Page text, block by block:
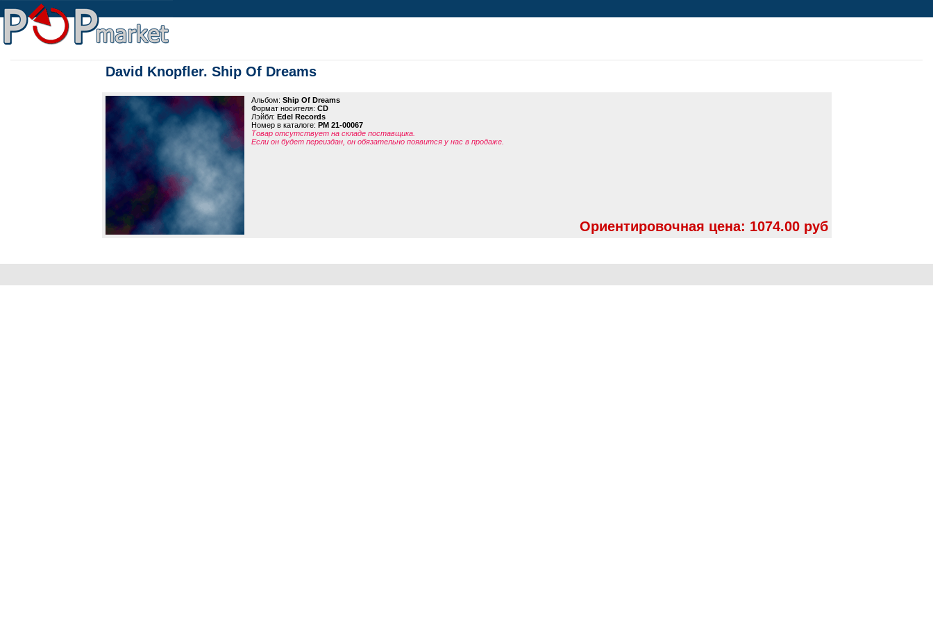
David Knopfler. Ship Of Dreams
Альбом: Ship Of Dreams
Формат носителя: CD
Лэйбл: Edel Records
Номер в каталоге: PM 21-00067
Товар отсутствует на складе поставщика.
Если он будет переиздан, он обязательно появится у нас в продаже.
Ориентировочная цена: 1074.00 руб